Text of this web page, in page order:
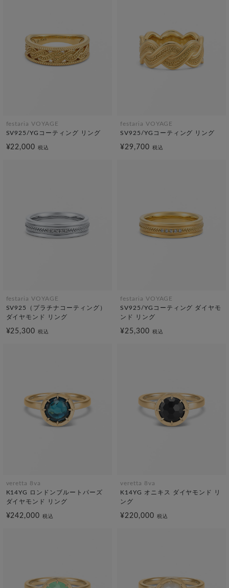
festaria VOYAGE
SV925/YGコーティング リング
¥22,000税込
festaria VOYAGE
SV925/YGコーティング リング
¥29,700 税込
festaria VOYAGE
SV925（プラチナコーティング）
ダイヤモンド リング
¥25,300税込
festaria VOYAGE
SV925/YGコーティング ダイヤモ
ンド リング
¥25,300 税込
veretta 8va
K14YG ロンドンブルートパーズ
ダイヤモンド リング
¥242,000税込
veretta 8va
K14YG オニキス ダイヤモンド リ
ング
¥220,000 税込